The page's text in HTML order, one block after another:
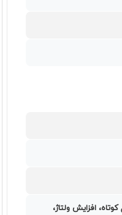
افزایش ولتاژ،